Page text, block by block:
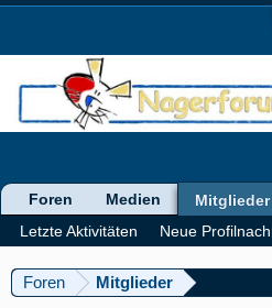
Foren Mitglieder
Foren Medien
Mitglieder
Letzte Aktivitäten
Neue